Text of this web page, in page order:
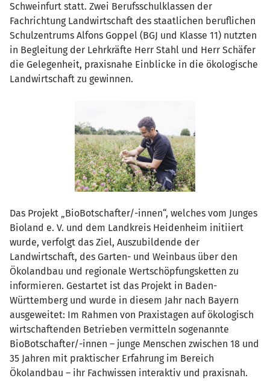
Schweinfurt statt. Zwei Berufsschulklassen der
Fachrichtung Landwirtschaft des staatlichen beruflichen
Schulzentrums Alfons Goppel (BGJ und Klasse 11) nutzten
in Begleitung der Lehrkräfte Herr Stahl und Herr Schäfer
die Gelegenheit, praxisnahe Einblicke in die ökologische
Landwirtschaft zu gewinnen.
Das Projekt „BioBotschafter/-innen“, welches vom Junges
Bioland e. V. und dem Landkreis Heidenheim initiiert
wurde, verfolgt das Ziel, Auszubildende der
Landwirtschaft, des Garten- und Weinbaus über den
Ökolandbau und regionale Wertschöpfungsketten zu
informieren. Gestartet ist das Projekt in Baden-
Württemberg und wurde in diesem Jahr nach Bayern
ausgeweitet: Im Rahmen von Praxistagen auf ökologisch
wirtschaftenden Betrieben vermitteln sogenannte
BioBotschafter/-innen – junge Menschen zwischen 18 und
35 Jahren mit praktischer Erfahrung im Bereich
Ökolandbau – ihr Fachwissen interaktiv und praxisnah.